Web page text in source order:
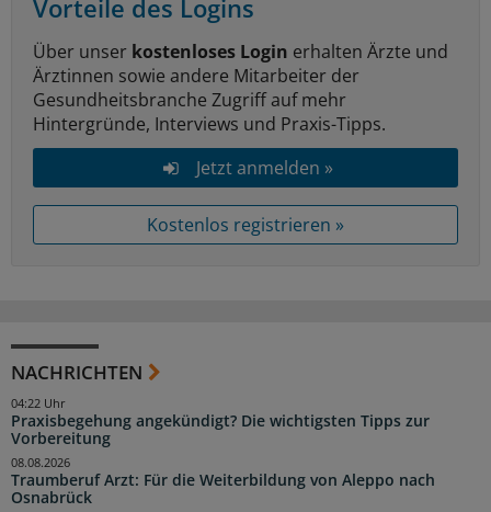
Vorteile des Logins
Über unser kostenloses Login erhalten Ärzte und
Ärztinnen sowie andere Mitarbeiter der
Gesundheitsbranche Zugriff auf mehr
Hintergründe, Interviews und Praxis-Tipps.
Jetzt anmelden »
Kostenlos registrieren »
NACHRICHTEN
Praxisbegehung angekündigt? Die wichtigsten Tipps zur
Vorbereitung
04:22 Uhr
Traumberuf Arzt: Für die Weiterbildung von Aleppo nach
Osnabrück
08.08.2026